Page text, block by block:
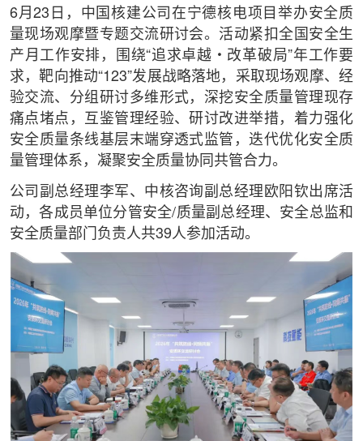
6月23日，中国核建公司在宁德核电项目举办安全质
量现场观摩暨专题交流研讨会。活动紧扣全国安全生
产月工作安排，围绕“追求卓越・改革破局”年工作要
求，靶向推动“123”发展战略落地，采取现场观摩、经
验交流、分组研讨多维形式，深挖安全质量管理现存
痛点堵点，互鉴管理经验、研讨改进举措，着力强化
安全质量条线基层末端穿透式监管，迭代优化安全质
量管理体系，凝聚安全质量协同共管合力。
公司副总经理李军、中核咨询副总经理欧阳钦出席活
动，各成员单位分管安全/质量副总经理、安全总监和
安全质量部门负责人共39人参加活动。